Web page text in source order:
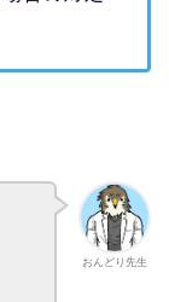
おんどり先生